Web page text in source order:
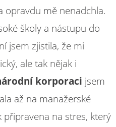
opravdu mě nenadchla.
školy a nástupu do
jsem zjistila, že mi
ale tak nějak i
korporaci jsem
až na manažerské
na stres, který